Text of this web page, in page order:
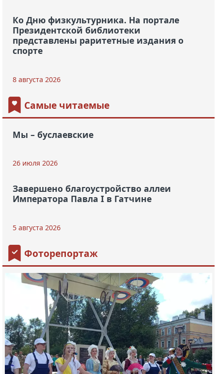
Ко Дню физкультурника. На портале
Президентской библиотеки
представлены раритетные издания о
спорте
8 августа 2026
Самые читаемые
Мы – буслаевские
26 июля 2026
Завершено благоустройство аллеи
Императора Павла I в Гатчине
5 августа 2026
Фоторепортаж